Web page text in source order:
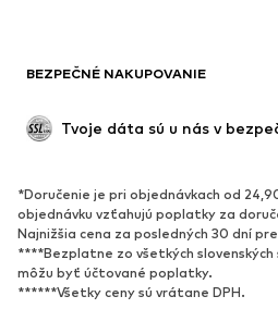
Upcyklácia
Nové
Tenisky
Topánky na vysokom podpätku
Sandále
BEZPEČNÉ NAKUPOVANIE
Tvoje dáta sú u nás v
*Doručenie je pri objednávkach od
objednávku vzťahujú poplatky za
Najnižšia cena za posledných 30 dní
****Bezplatne zo všetkých
môžu byť účtované poplatky.
******Všetky ceny sú vrátane DPH.